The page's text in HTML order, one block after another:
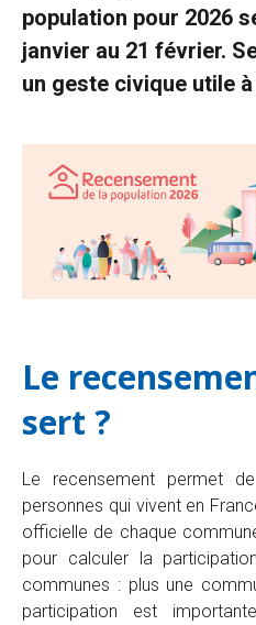
population pour 2026
janvier au 21 février.
un geste civique utile
Le
sert ?
Le recensement permet
personnes qui vivent en
officielle de chaque
pour calculer la
communes : plus une
participation est